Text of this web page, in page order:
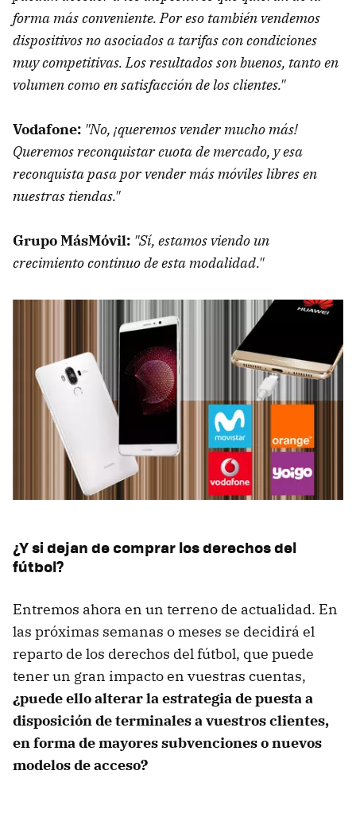
forma más conveniente. Por eso también vendemos
dispositivos no asociados a tarifas con condiciones
muy competitivas. Los resultados son buenos, tanto en
volumen como en satisfacción de los clientes."
Vodafone: "No, ¡queremos vender mucho más!
Queremos reconquistar cuota de mercado, y esa
reconquista pasa por vender más móviles libres en
nuestras tiendas."
Grupo MásMóvil: "Sí, estamos viendo un
crecimiento continuo de esta modalidad."
¿Y si dejan de comprar los derechos del
fútbol?
Entremos ahora en un terreno de actualidad. En
las próximas semanas o meses se decidirá el
reparto de los derechos del fútbol, que puede
tener un gran impacto en vuestras cuentas,
¿puede ello alterar la estrategia de puesta a
disposición de terminales a vuestros clientes,
en forma de mayores subvenciones o nuevos
modelos de acceso?